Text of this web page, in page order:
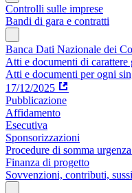
Controlli sulle imprese
Bandi di gara e contratti
Banca Dati Nazionale dei
Atti e documenti di
Atti e documenti per ogni
17/12/2025
Pubblicazione
Affidamento
Esecutiva
Sponsorizzazioni
Procedure di somma
Finanza di progetto
Sovvenzioni, contributi,